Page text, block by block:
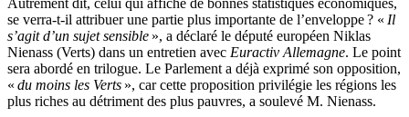
Autrement dit, celui qui affiche de bonnes statistiques économiques,
se verra-t-il attribuer une partie plus importante de l’enveloppe ? « Il
s’agit d’un sujet sensible », a déclaré le député européen Niklas
Nienass (Verts) dans un entretien avec Euractiv Allemagne. Le point
sera abordé en trilogue. Le Parlement a déjà exprimé son opposition,
« du moins les Verts », car cette proposition privilégie les régions les
plus riches au détriment des plus pauvres, a soulevé M. Nienass.